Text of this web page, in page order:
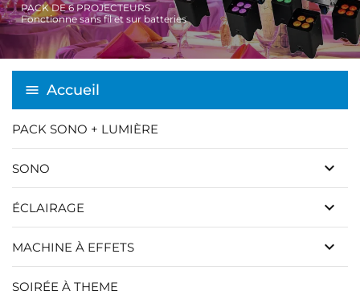
Accueil
PACK SONO + LUMIÈRE
SONO keyboard_arrow_down
ÉCLAIRAGE keyboard_arrow_down
MACHINE À EFFETS keyboard_arrow_down
SOIRÉE À THEME
PACK DE 6 PROJECTEURS
Fonctionne sans fil et sur batteries